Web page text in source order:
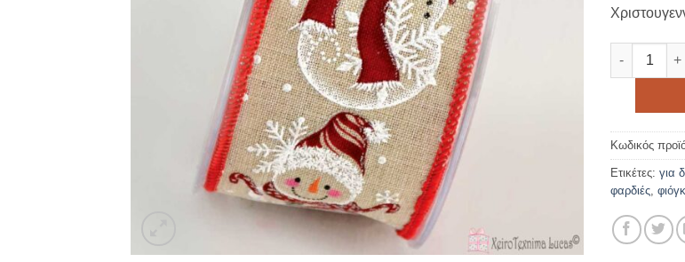
Κορδέλα
Κωδικός
Ετικέτες: για
φαρδιές